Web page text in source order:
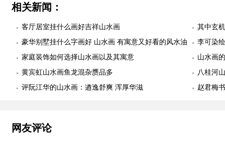
相关新闻：
客厅居室挂什么画好吉祥山水画
其中玄
豪华别墅挂什么字画好 山水画 有寓意又好看的风水油
画是首选 字画美客户真实案例
李可染
家庭装饰如何选择山水画以及其寓意
山水画
黄宾虹山水画鱼龙混杂赝品多
八桂河
评阮江华的山水画：遒逸舒爽 浑厚华滋
赵君梅
网友评论